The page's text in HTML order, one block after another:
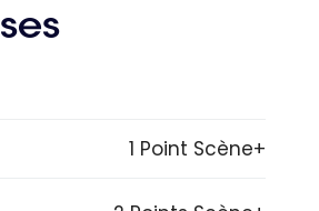
1 Point Scène+